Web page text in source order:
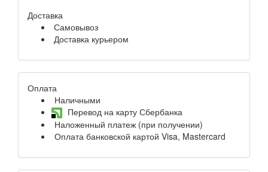
Доставка
Самовывоз
Доставка курьером
Оплата
Наличными
Перевод на карту Сбербанка
Наложенный платеж (при получении)
Оплата банковской картой Visa, Mastercard